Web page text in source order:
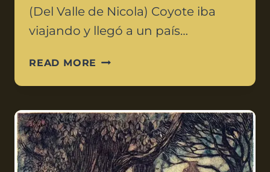
(Del Valle de Nicola) Coyote iba
viajando y llegó a un país…
READ MORE